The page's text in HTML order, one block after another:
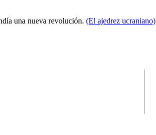
una nueva revolución. (El ajedrez ucraniano)